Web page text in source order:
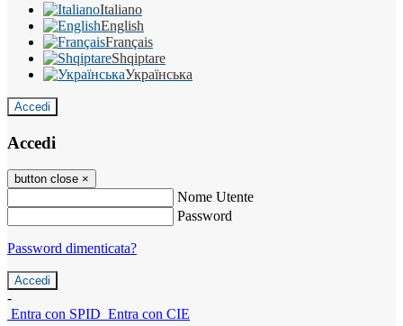
Italiano
English
Français
Shqiptare
Українська
Accedi
Accedi
button close ×
Nome Utente
Password
Password dimenticata?
-
Entra con SPID Entra con CIE